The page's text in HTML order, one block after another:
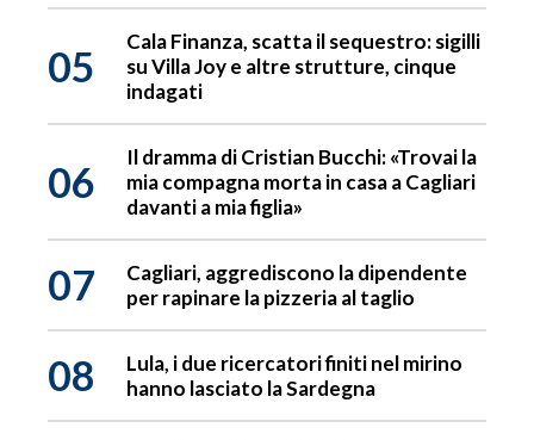
05
Cala Finanza, scatta il sequestro: sigilli
su Villa Joy e altre strutture, cinque
indagati
06
Il dramma di Cristian Bucchi: «Trovai la
mia compagna morta in casa a Cagliari
davanti a mia figlia»
07
Cagliari, aggrediscono la dipendente
per rapinare la pizzeria al taglio
08
Lula, i due ricercatori finiti nel mirino
hanno lasciato la Sardegna